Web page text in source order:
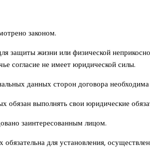
законом.
защиты жизни или физической
согласие не имеет юридической силы.
данных сторон договора
обязан выполнять свои юридические
заинтересованным лицом.
для установления,